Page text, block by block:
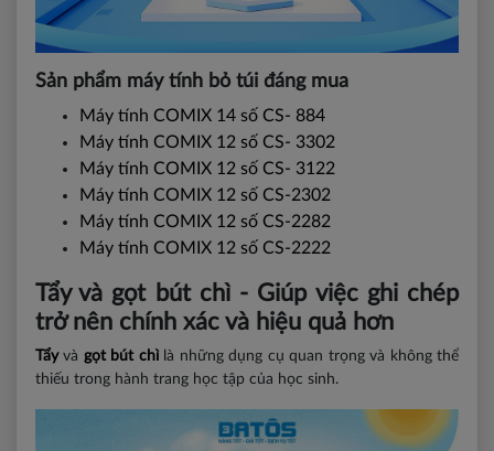
Sản phẩm máy tính bỏ túi đáng mua
Máy tính COMIX 14 số CS- 884
Máy tính COMIX 12 số CS- 3302
Máy tính COMIX 12 số CS- 3122
Máy tính COMIX 12 số CS-2302
Máy tính COMIX 12 số CS-2282
Máy tính COMIX 12 số CS-2222
Tẩy và gọt bút chì - Giúp việc ghi chép
trở nên chính xác và hiệu quả hơn
Tẩyvà gọt bút chìlà những dụng cụ quan trọng và không thể
thiếu trong hành trang học tập của học sinh.